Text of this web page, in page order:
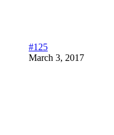
#125
March 3, 2017